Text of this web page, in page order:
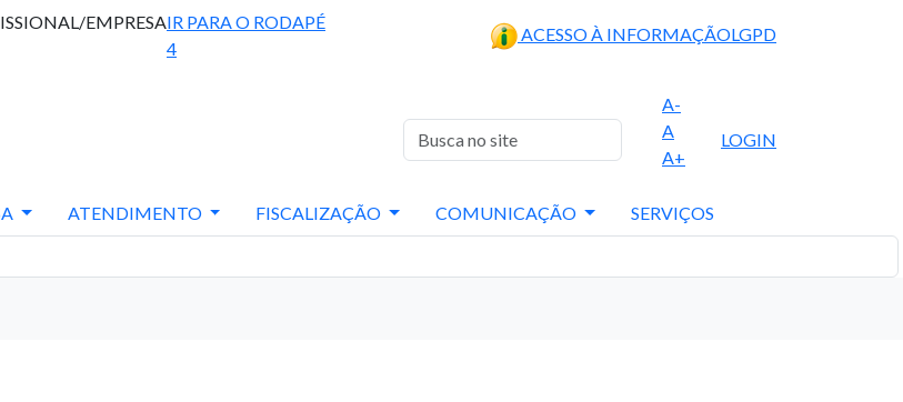
EMPRESAIR PARA O RODAPÉ
4
ACESSO À INFORMAÇÃOLGPD
A-
A
A+
LOGIN
ATENDIMENTO FISCALIZAÇÃO COMUNICAÇÃO SERVIÇOS